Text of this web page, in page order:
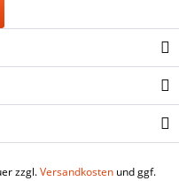
zzgl.Versandkosten und ggf.